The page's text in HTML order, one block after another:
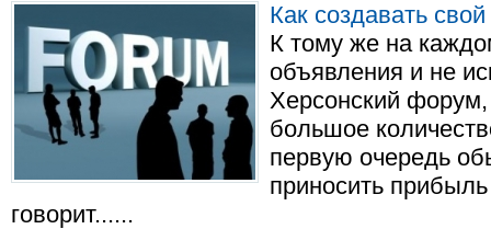
Как создавать
К тому же на
объявления и не
Херсонский форум,
большое
первую очередь
приносить
говорит......